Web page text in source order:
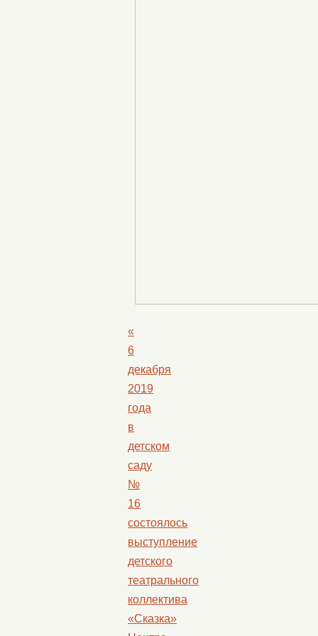
«
6
декабря
2019
года
в
детском
саду
№
16
состоялось
выступление
детского
театрального
коллектива
«Сказка»